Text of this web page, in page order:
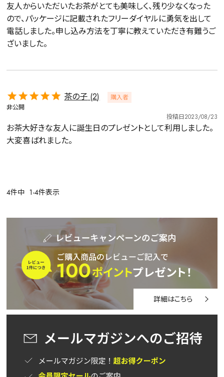
詳細検索
茶葉を選択
健康茶 ハーブティー 緑茶
中国茶
紅茶
容量を選択
検索
友人からいただいたお茶がとても美味しく、残り少なくなった
ので、パッケージに記載されたフリーダイヤルに勇気を出して
電話しました。申し込み方法を丁寧に教えていただき有難うご
ざいました。
茶の子 2
購入者
非公開
投稿日2023/08/23
お茶大好きな友人に誕生日のプレゼントとして利用しました。
大変喜ばれました。
4件中 1-4件表示
詳細はこちら